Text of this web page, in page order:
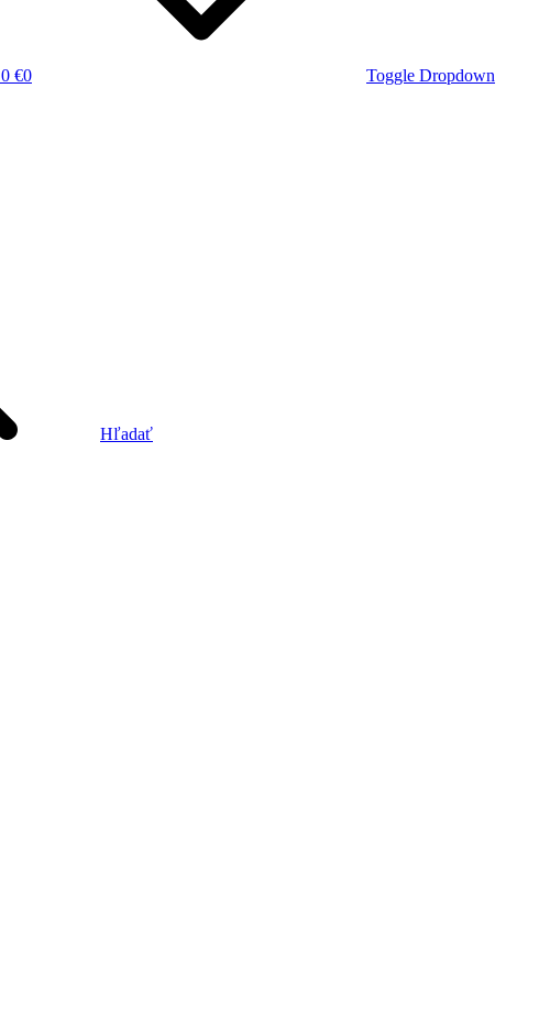
0 €0
Toggle Dropdown
Hľadať